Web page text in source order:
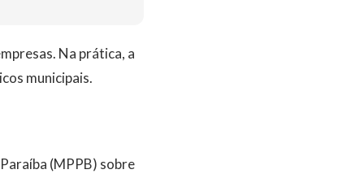
Na prática, a
municipais.
(MPPB) sobre